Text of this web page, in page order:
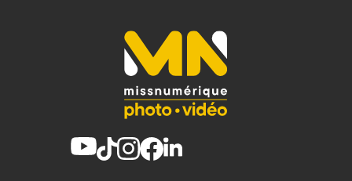
(1) Offre valable jusqu'au 31 Décembre 2030 à partir de 49 euros
d'achat, sur la base d'une expédition Chronopost 24H vers un point
relais situé en France continentale uniquement, valable uniquement
sur les produits de moins de 1m et moins de 20Kg.
(2) Nombre de points Fidélité estimés, hors remises au panier, basé
sur le prix TTC en €, les points seront effectivement calculés dans le